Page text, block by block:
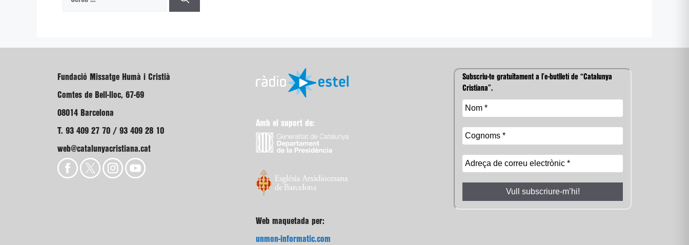
Fundació Missatge Humà i Cristià
Comtes de Bell-lloc, 67-69
08014 Barcelona
T. 93 409 27 70 / 93 409 28 10
web@catalunyacristiana.cat
Amb el suport de:
Web maquetada per:
unmon-informatic.com
Subscriu-te gratuïtament a l’e-butlletí de “Catalunya
Cristiana”.